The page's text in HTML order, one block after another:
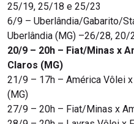
25/19, 25/18 e 25/23
6/9 – Uberlândia/Gabarito/
Uberlândia (MG) –26/28,
20/9 – 20h – Fiat/Minas x
Claros (MG)
21/9 – 17h – América Vôlei
(MG)
27/9 – 20h – Fiat/Minas x